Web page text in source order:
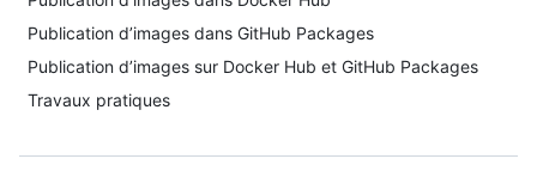
Publication d’images dans GitHub Packages
Publication d’images sur Docker Hub et GitHub Packages
Travaux pratiques